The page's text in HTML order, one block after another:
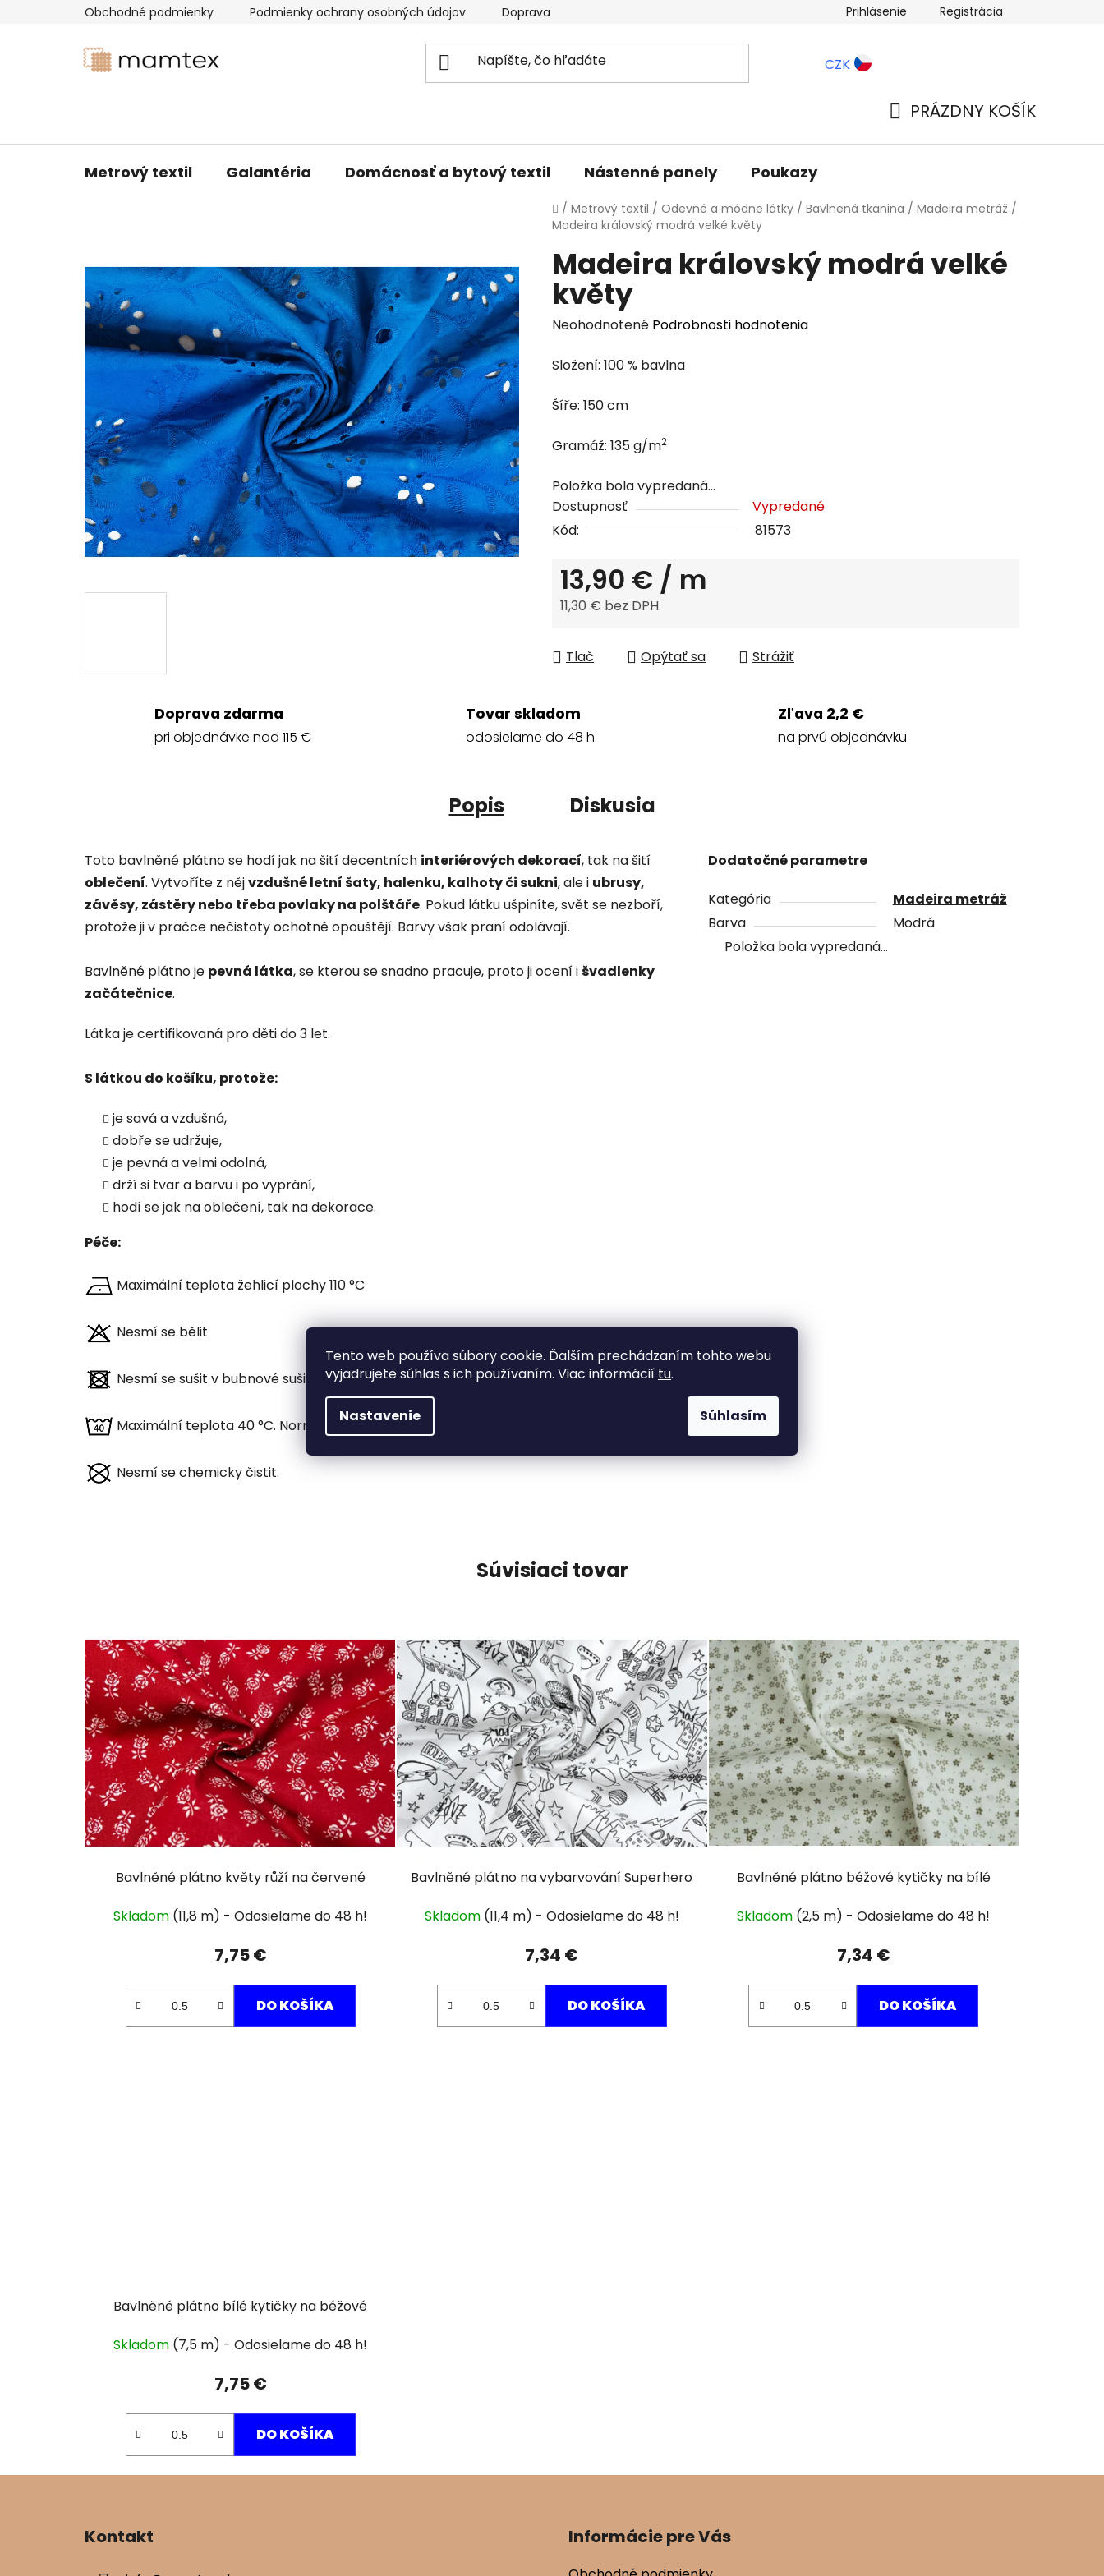
Tento web používa súbory cookie. Ďalším prechádzaním tohto webu
vyjadrujete súhlas s ich používaním. Viac informácií tu.
Nastavenie Súhlasím
Obchodné podmienky Podmienky ochrany osobných údajov Doprava a platba Blog
Prihlásenie Registrácia
CZK
PRÁZDNY KOŠÍK
Metrový textil Galantéria Domácnosť a bytový textil Nástenné panely Poukazy
Domov
/ Metrový textil / Odevné a módne látky / Bavlnená tkanina / Madeira metráž /
Madeira královský modrá velké květy
Madeira královský modrá velké
květy
Priemerné
produktu
0,0
hviezdičiek.
Neohodnotené Podrobnosti hodnotenia
Složení: 100 % bavlna
Šíře: 150 cm
Gramáž: 135 g/m2
Položka bola vypredaná…
Dostupnosť
Vypredané
Kód:
81573
13,90 € / m
11,30 € bez DPH
Tlač
Opýtať sa Strážiť
Doprava zdarma
pri objednávke nad 115 €
Tovar skladom
odosielame do 48 h.
Zľava 2,2 €
na prvú objednávku
Popis Diskusia
Toto bavlněné plátno se hodí jak na šití decentních interiérových dekorací, tak na šití
oblečení. Vytvoříte z nějvzdušné letní šaty, halenku, kalhoty či sukni, ale i ubrusy,
závěsy, zástěry nebo třeba povlaky na polštáře. Pokud látku ušpiníte, svět se nezboří,
protože ji v pračce nečistoty ochotně opouštějí. Barvy však praní odolávají.
Bavlněné plátno je pevná látka, se kterou se snadno pracuje, proto ji ocení išvadlenky
začátečnice.
Látka je certifikovaná pro děti do 3 let.
S látkou do košíku, protože:
je savá a vzdušná,
dobře se udržuje,
je pevná a velmi odolná,
drží si tvar a barvu i po vyprání,
hodí se jak na oblečení, tak na dekorace.
Péče:
Maximální teplota žehlicí plochy 110 °C
Nesmí se bělit
Nesmí se sušit v bubnové sušičce
Maximální teplota 40 °C. Normální postup.
Nesmí se chemicky čistit.
Dodatočné parametre
Kategória
Madeira metráž
Barva
Modrá
Položka bola vypredaná…
Súvisiaci tovar
Bavlněné plátno květy růží na červené
Skladom (11,8 m)
7,75 €
DO KOŠÍKA
Bavlněné plátno na vybarvování Superhero
Skladom (11,4 m)
7,34 €
DO KOŠÍKA
Bavlněné plátno béžové kytičky na bílé
Skladom (2,5 m)
7,34 €
DO KOŠÍKA
Bavlněné plátno bílé kytičky na béžové
Skladom (7,5 m)
7,75 €
DO KOŠÍKA
Kontakt Informácie pre Vás